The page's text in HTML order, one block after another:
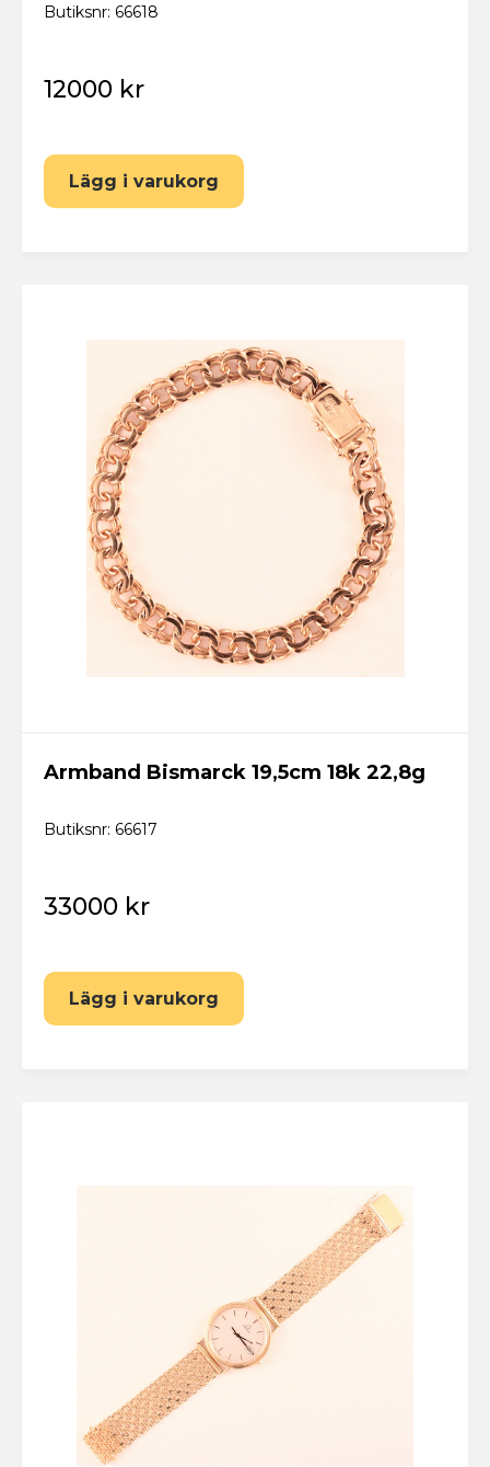
Butiksnr: 66618
12000 kr
Lägg i varukorg
Armband Bismarck 19,5cm 18k 22,8g
Butiksnr: 66617
33000 kr
Lägg i varukorg